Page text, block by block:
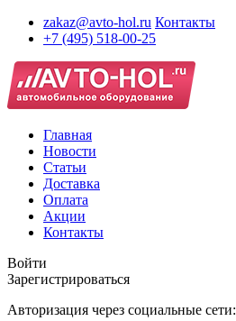
zakaz@avto-hol.ru Контакты
+7 (495) 518-00-25
Главная
Новости
Статьи
Доставка
Оплата
Акции
Контакты
Войти
Зарегистрироваться
Авторизация через социальные сети: